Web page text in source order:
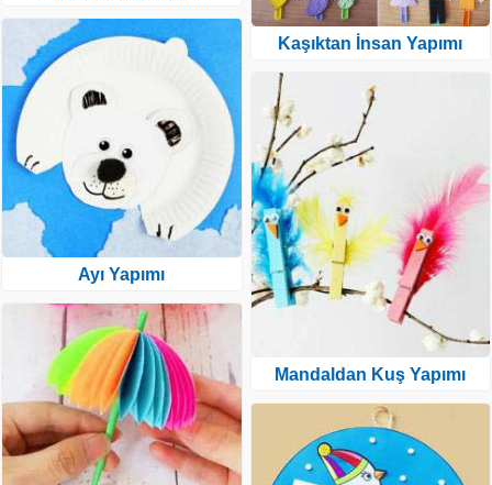
Ayı Yapımı
Kaşıktan İnsan Yapımı
Mandaldan Kuş Yapımı